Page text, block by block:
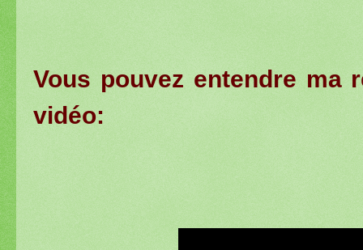
Vous pouvez entendre ma
vidéo: